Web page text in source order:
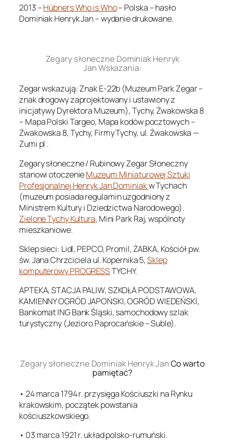
2013 –Hübners Who is Who– Polska – hasło
Dominiak Henryk Jan – wydanie drukowane.
Zegary słoneczne Dominiak Henryk
Jan Wskazania:
Zegar wskazują: Znak E-22b (Muzeum Park Zegar –
znak drogowy zaprojektowany i ustawiony z
inicjatywy Dyrektora Muzeum), Tychy, Żwakowska 8
– Mapa Polski Targeo, Mapa kodów pocztowych –
Żwakowska 8, Tychy, Firmy Tychy, ul. Żwakowska —
Zumi pl .
Zegary słoneczne / Rubinowy Zegar Słoneczny
stanowi otoczenieMuzeum Miniaturowej Sztuki
Profesjonalnej Henryk Jan Dominiakw Tychach
(muzeum posiada regulamin uzgodniony z
Ministrem Kultury i Dziedzictwa Narodowego).
Zielone Tychy Kultura, Mini Park Raj, wspólnoty
mieszkaniowe.
Sklep sieci: Lidl, PEPCO, Promil, ŻABKA, Kościół pw.
św. Jana Chrzciciela ul. Kopernika 5,Sklep
komputerowy PROGRESSTYCHY.
APTEKA, STACJA PALIW, SZKOŁA PODSTAWOWA,
KAMIENNY OGRÓD JAPOŃSKI, OGRÓD WIEDEŃSKI,
Bankomat ING Bank Śląski, samochodowy szlak
turystyczny (Jezioro Paprocańskie – Suble).
Zegary słoneczne Dominiak Henryk JanCo warto
pamiętać?
• 24 marca 1794 r. przysięga Kościuszki na Rynku
krakowskim, początek powstania
kościuszkowskiego.
• 03 marca 1921 r. układ polsko-rumuński.